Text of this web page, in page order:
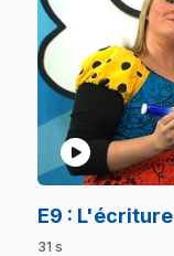
play_circle
E9 :
31 s